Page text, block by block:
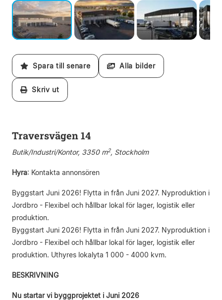
Spara till senare Alla bilder
Skriv ut
Traversvägen 14
Butik/Industri/Kontor, 3350 m2, Stockholm
Hyra: Kontakta annonsören
Byggstart Juni 2026! Flytta in från Juni 2027. Nyproduktion i
Jordbro - Flexibel och hållbar lokal för lager, logistik eller
produktion.
Byggstart Juni 2026! Flytta in från Juni 2027. Nyproduktion i
Jordbro - Flexibel och hållbar lokal för lager, logistik eller
produktion. Uthyres lokalyta 1 000 - 4000 kvm.
BESKRIVNING
Nu startar vi byggprojektet i Juni 2026